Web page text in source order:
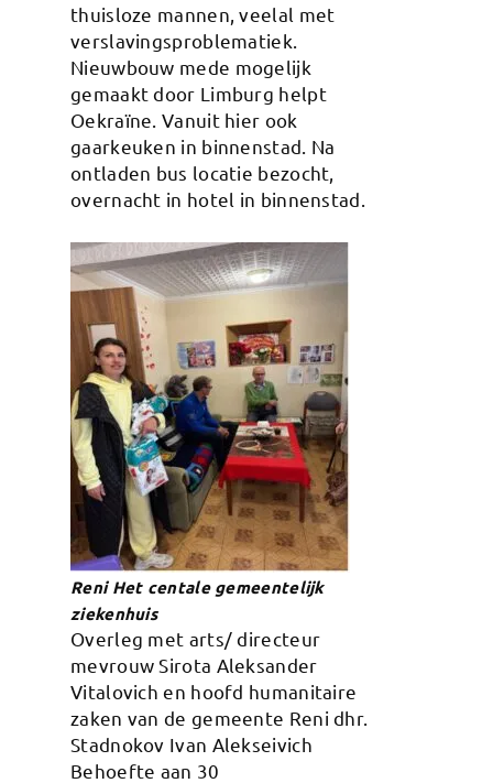
thuisloze mannen, veelal met
verslavingsproblematiek.
Nieuwbouw mede mogelijk
gemaakt door Limburg helpt
Oekraïne. Vanuit hier ook
gaarkeuken in binnenstad. Na
ontladen bus locatie bezocht,
overnacht in hotel in binnenstad.
Reni Het centale gemeentelijk
ziekenhuis
Overleg met arts/ directeur
mevrouw Sirota Aleksander
Vitalovich en hoofd humanitaire
zaken van de gemeente Reni dhr.
Stadnokov Ivan Alekseivich
Behoefte aan 30